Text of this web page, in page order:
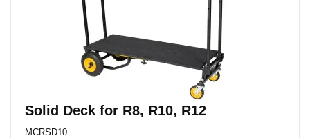
Solid Deck for R8, R10, R12
MCRSD10